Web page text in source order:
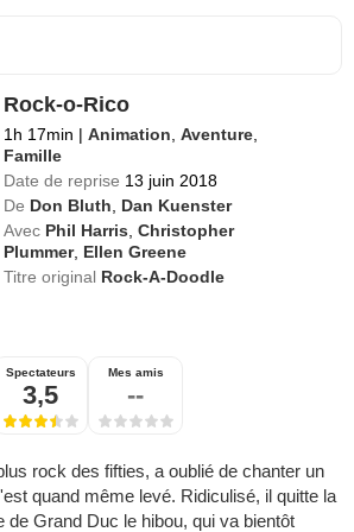
Rock-o-Rico
1h 17min | Animation ,Aventure
Famille
Date de reprise 13 juin 2018
De Don Bluth
Dan Kuenster
Avec Phil Harris ,Christopher
Plummer, Ellen Greene
Titre original Rock-A-Doodle
Spectateurs
3,5
Mes amis
--
rock des fifties, a oublié de chanter un
quand même levé. Ridiculisé, il quitte la
de Grand Duc le hibou, qui va bientôt